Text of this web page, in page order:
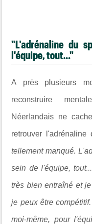
"L'adrénaline du
l'équipe, tout..."
A près plusieurs
reconstruire
Néerlandais ne
retrouver
tellement manqué.
sein de l'équipe,
très bien entraîné et
je peux être
moi-même, pour